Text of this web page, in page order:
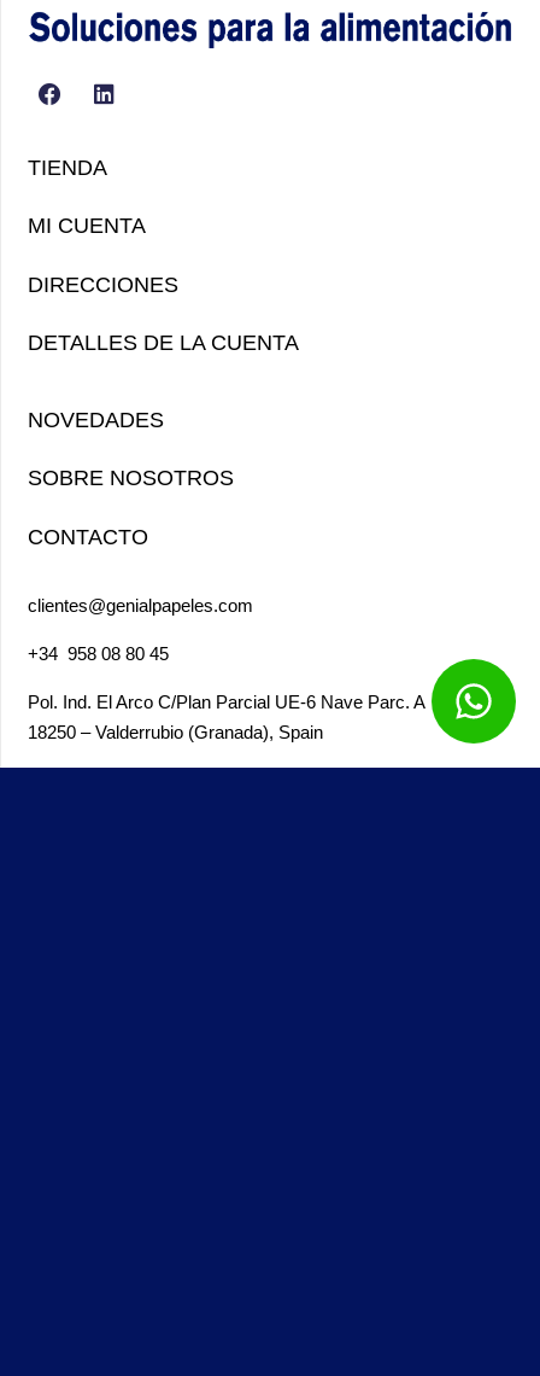
TIENDA
MI CUENTA
DIRECCIONES
DETALLES DE LA CUENTA
NOVEDADES
SOBRE NOSOTROS
CONTACTO
clientes@genialpapeles.com
+34 958 08 80 45
Pol. Ind. El Arco C/Plan Parcial UE-6 Nave Parc. A
18250 – Valderrubio (Granada), Spain